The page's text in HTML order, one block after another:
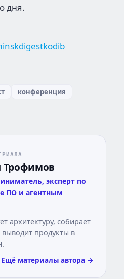
дня.
конференция
эксперт по
ПО и агентным
архитектуру, собирает
продукты в
Ещё материалы автора →